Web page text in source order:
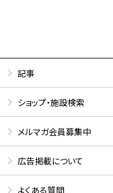
記事
ショップ・施設検索
メルマガ会員募集中
広告掲載について
よくある質問